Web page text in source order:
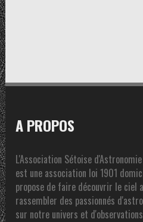
A PROPOS
L'Association Sétoise
est une association loi 1901
propose de faire découvrir le ciel
rassembler des passionnés
sur notre univers et